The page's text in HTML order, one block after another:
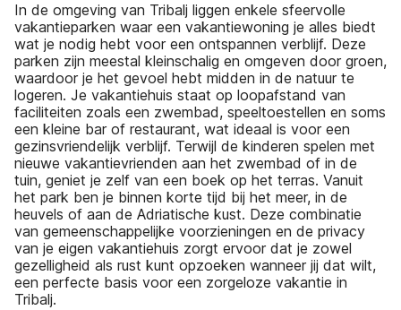
In de omgeving van Tribalj liggen enkele sfeervolle
vakantieparken waar een vakantiewoning je alles biedt
wat je nodig hebt voor een ontspannen verblijf. Deze
parken zijn meestal kleinschalig en omgeven door groen,
waardoor je het gevoel hebt midden in de natuur te
logeren. Je vakantiehuis staat op loopafstand van
faciliteiten zoals een zwembad, speeltoestellen en soms
een kleine bar of restaurant, wat ideaal is voor een
gezinsvriendelijk verblijf. Terwijl de kinderen spelen met
nieuwe vakantievrienden aan het zwembad of in de
tuin, geniet je zelf van een boek op het terras. Vanuit
het park ben je binnen korte tijd bij het meer, in de
heuvels of aan de Adriatische kust. Deze combinatie
van gemeenschappelijke voorzieningen en de privacy
van je eigen vakantiehuis zorgt ervoor dat je zowel
gezelligheid als rust kunt opzoeken wanneer jij dat wilt,
een perfecte basis voor een zorgeloze vakantie in
Tribalj.